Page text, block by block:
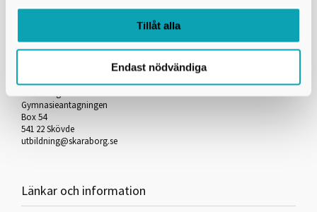
Tillåt alla
Endast nödvändiga
Gymnasieantagningen
Box 54
541 22 Skövde
utbildning@skaraborg.se
Länkar och information